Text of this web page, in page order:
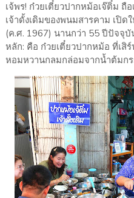
เจ้พร! ก๋วยเตี๋ยวปากหม้อเจ๊ติ๋ม ถื
เจ้าดั้งเดิมของพนมสารคาม เปิ
(ค.ศ. 1967) นานกว่า 55 ปีปัจจุ
หลัก: คือ ก๋วยเตี๋ยวปากหม้อ ที่เสิ
หอมหวานกลมกล่อมจากน้ำต้มก